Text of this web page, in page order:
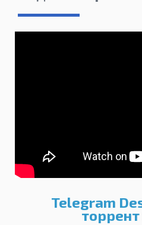
Telegram
торрент